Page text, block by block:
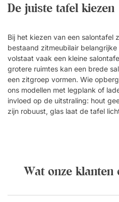
De juiste tafel kiezen
Bij het kiezen van een salontafel
bestaand zitmeubilair
volstaat vaak een kleine
grotere ruimtes kan een brede
een zitgroep vormen. Wie
ons modellen met legplank of
invloed op de uitstraling: hout
zijn robuust, glas laat de tafel
Wat onze klanten